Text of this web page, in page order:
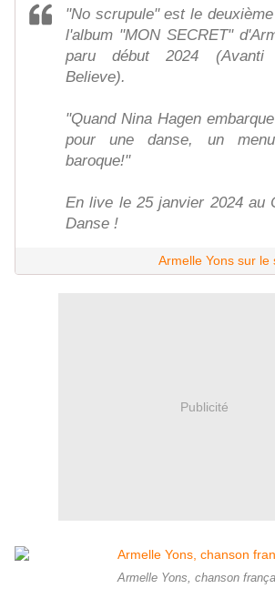
"No scrupule" est le
l'album "MON SECRET"
paru début 2024
Believe).
"Quand Nina Hagen
pour une danse, un
baroque!"
En live le 25 janvier 2024 au
Danse !
Armelle Yons sur le
Publicité
Armelle Yons, chanson